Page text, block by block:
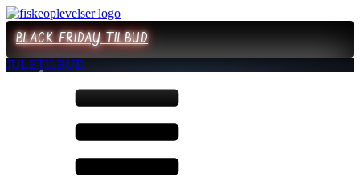
BLACK FRIDAY TILBUD
JULETILBUD